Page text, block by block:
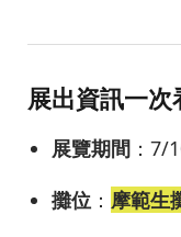
展出資訊一次
展覽期間 ：7/
攤位 ： 摩範生